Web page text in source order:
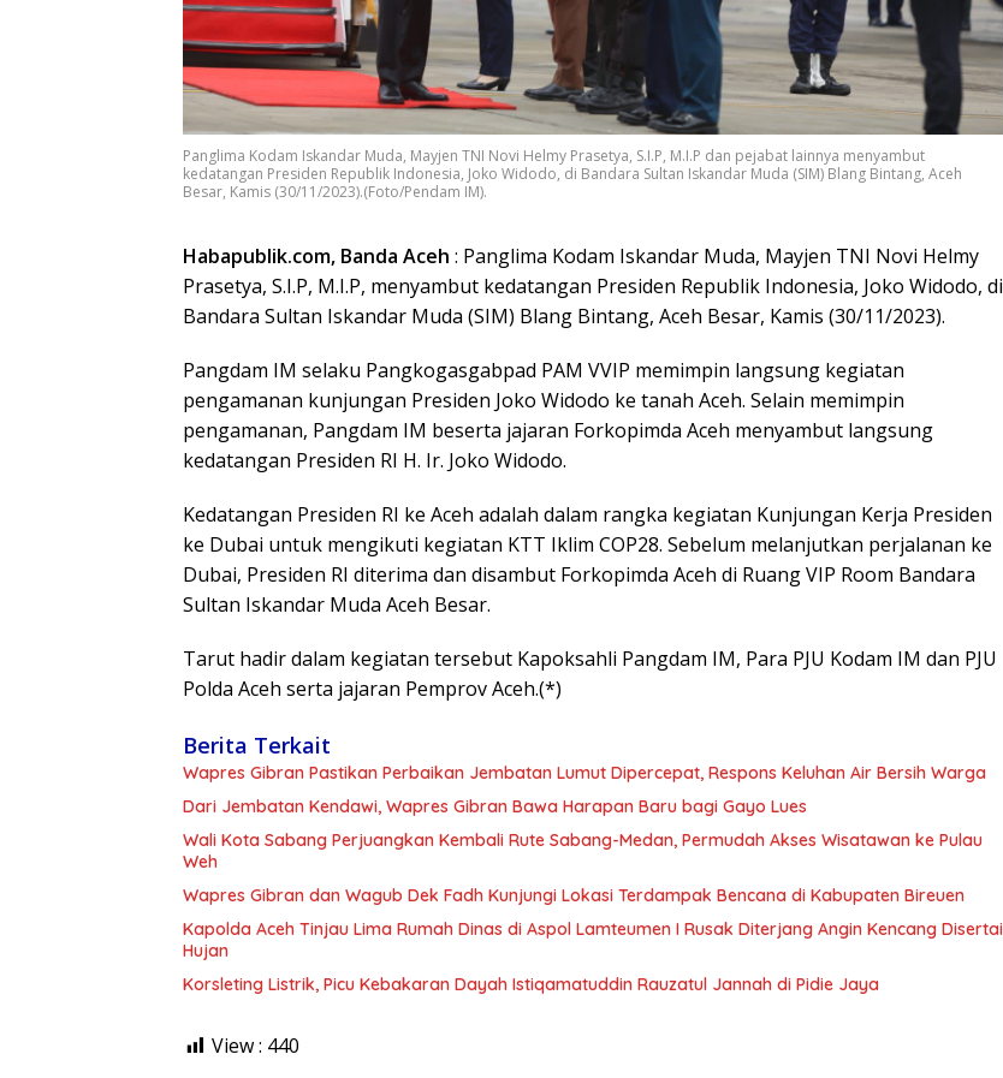
Panglima Kodam Iskandar Muda, Mayjen TNI Novi Helmy Prasetya, S.I.P, M.I.P dan pejabat lainnya menyambut
kedatangan Presiden Republik Indonesia, Joko Widodo, di Bandara Sultan Iskandar Muda (SIM) Blang Bintang, Aceh
Besar, Kamis (30/11/2023).(Foto/Pendam IM).
Habapublik.com, Banda Aceh : Panglima Kodam Iskandar Muda, Mayjen TNI Novi Helmy
Prasetya, S.I.P, M.I.P, menyambut kedatangan Presiden Republik Indonesia, Joko Widodo, di
Bandara Sultan Iskandar Muda (SIM) Blang Bintang, Aceh Besar, Kamis (30/11/2023).
Pangdam IM selaku Pangkogasgabpad PAM VVIP memimpin langsung kegiatan
pengamanan kunjungan Presiden Joko Widodo ke tanah Aceh. Selain memimpin
pengamanan, Pangdam IM beserta jajaran Forkopimda Aceh menyambut langsung
kedatangan Presiden RI H. Ir. Joko Widodo.
Kedatangan Presiden RI ke Aceh adalah dalam rangka kegiatan Kunjungan Kerja Presiden
ke Dubai untuk mengikuti kegiatan KTT Iklim COP28. Sebelum melanjutkan perjalanan ke
Dubai, Presiden RI diterima dan disambut Forkopimda Aceh di Ruang VIP Room Bandara
Sultan Iskandar Muda Aceh Besar.
Tarut hadir dalam kegiatan tersebut Kapoksahli Pangdam IM, Para PJU Kodam IM dan PJU
Polda Aceh serta jajaran Pemprov Aceh.(*)
Berita Terkait
Wapres Gibran Pastikan Perbaikan Jembatan Lumut Dipercepat, Respons Keluhan Air Bersih Warga
Dari Jembatan Kendawi, Wapres Gibran Bawa Harapan Baru bagi Gayo Lues
Wali Kota Sabang Perjuangkan Kembali Rute Sabang-Medan, Permudah Akses Wisatawan ke Pulau
Weh
Wapres Gibran dan Wagub Dek Fadh Kunjungi Lokasi Terdampak Bencana di Kabupaten Bireuen
Kapolda Aceh Tinjau Lima Rumah Dinas di Aspol Lamteumen I Rusak Diterjang Angin Kencang Disertai
Hujan
Korsleting Listrik, Picu Kebakaran Dayah Istiqamatuddin Rauzatul Jannah di Pidie Jaya
View : 440